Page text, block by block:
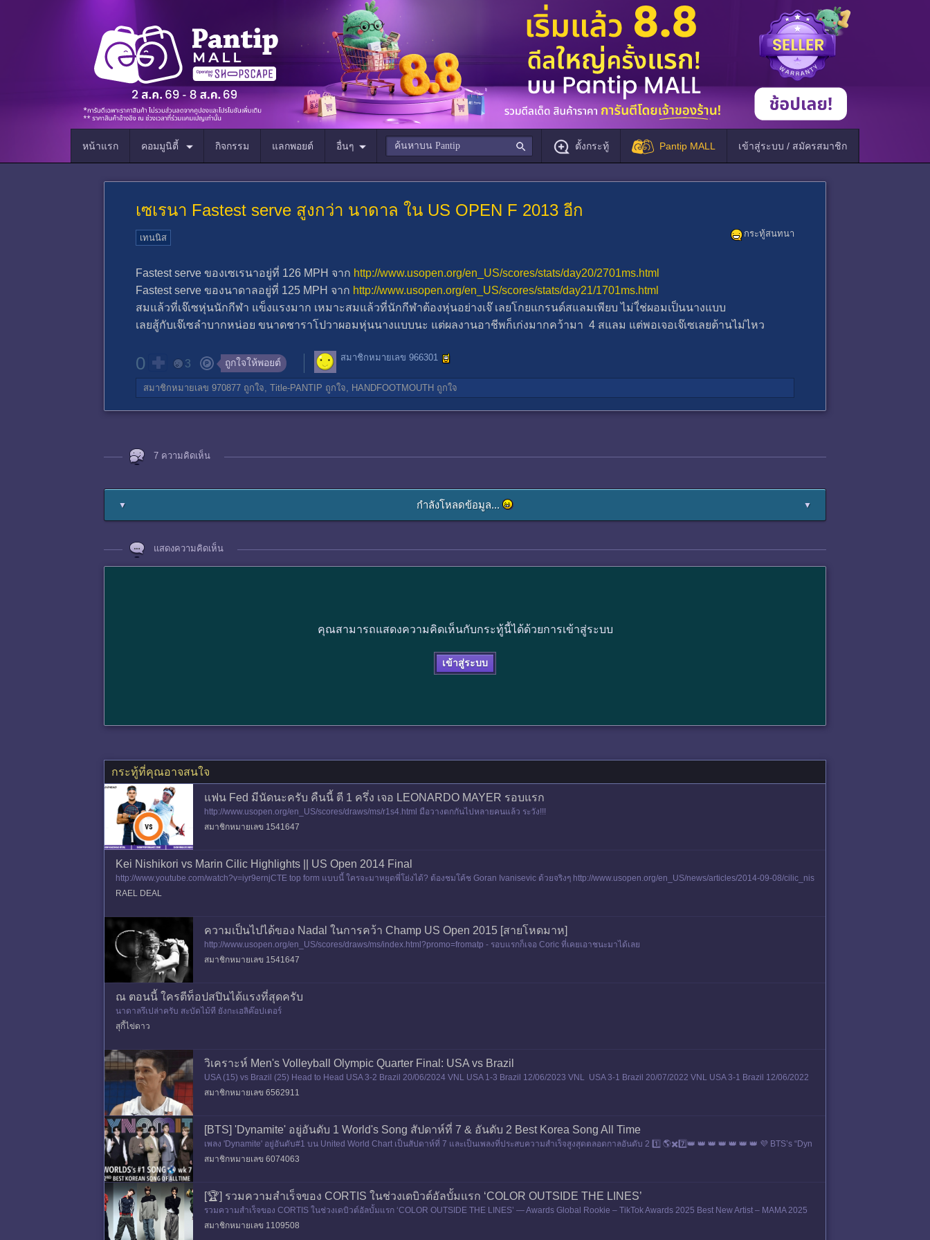
หน้าแรก คอมมูนิตี้ กิจกรรม แลกพอยต์ อื่นๆ ตั้งกระทู้ Pantip MALL เข้าสู่ระบบ / สมัครสมาชิก
เซเรนา Fastest serve สูงกว่า นาดาล ใน US OPEN F 2013 อีก
กระทู้สนทนา
เทนนิส
Fastest serve ของเซเรนาอยู่ที่ 126 MPH จาก http://www.usopen.org/en_US/scores/stats/day20/2701ms.html
Fastest serve ของนาดาลอยู่ที่ 125 MPH จาก http://www.usopen.org/en_US/scores/stats/day21/1701ms.html
สมแล้วที่เจ๊เซหุ่นนักกีฬา แข็งแรงมาก เหมาะสมแล้วที่นักกีฬาต้องหุ่นอย่างเจ๊ เลยโกยแกรนด์สแลมเพียบ ไม่ใ่ช่ผอมเป็นนางแบบ
เลยสู้กับเจ๊เซลำบากหน่อย ขนาดชาราโปวาผอมหุ่นนางแบบนะ แต่ผลงานอาชีพก็เก่งมากคว้ามา 4 สแลม แต่พอเจอเจ๊เซเลยต้านไม่ไหว
0 3 ถูกใจให้พอยต์ สมาชิกหมายเลข 966301
สมาชิกหมายเลข 970877 ถูกใจ, Title-PANTIP ถูกใจ, HANDFOOTMOUTH ถูกใจ
7 ความคิดเห็น
▼ กำลังโหลดข้อมูล... ▼
แสดงความคิดเห็น
คุณสามารถแสดงความคิดเห็นกับกระทู้นี้ได้ด้วยการเข้าสู่ระบบ
เข้าสู่ระบบ
กระทู้ที่คุณอาจสนใจ
แฟน Fed มีนัดนะครับ คืนนี้ ตี 1 ครึ่ง เจอ LEONARDO MAYER รอบแรก
http://www.usopen.org/en_US/scores/draws/ms/r1s4.html มือวางตกกันไปหลายคนแล้ว ระวัง!!!
สมาชิกหมายเลข 1541647
Kei Nishikori vs Marin Cilic Highlights || US Open 2014 Final
http://www.youtube.com/watch?v=iyr9ernjCTE top form แบบนี้ ใครจะมาหยุดพี่โย่งได้? ต้องชมโค้ช Goran Ivanisevic ด้วยจริงๆ http://www.usopen.org/en_US/news/articles/2014-09-08/cilic_nis
hikori.html?promo
RAEL DEAL
ความเป็นไปได้ของ Nadal ในการคว้า Champ US Open 2015 [สายโหดมาห]
http://www.usopen.org/en_US/scores/draws/ms/index.html?promo=fromatp - รอบแรกก็เจอ Coric ที่เคยเอาชนะมาได้เลย
สมาชิกหมายเลข 1541647
ณ ตอนนี้ ใครตีท็อปสปินได้แรงที่สุดครับ
นาดาลรึเปล่าครับ สะบัดไม้ที ยังกะเฮลิค๊อปเตอร์
สุกี้ไข่ดาว
วิเคราะห์ Men's Volleyball Olympic Quarter Final: USA vs Brazil
USA (15) vs Brazil (25) Head to Head USA 3-2 Brazil 20/06/2024 VNL USA 1-3 Brazil 12/06/2023 VNL USA 3-1 Brazil 20/07/2022 VNL USA 3-1 Brazil 12/06/2022
VNL USA 1-3 Brazil 30/07/2021 OG Head to
สมาชิกหมายเลข 6562911
[BTS] 'Dynamite' อยู่อันดับ 1 World's Song สัปดาห์ที่ 7 & อันดับ 2 Best Korea Song All Time
เพลง 'Dynamite' อยู่อันดับ#1 บน United World Chart เป็นสัปดาห์ที่ 7 และเป็นเพลงที่ประสบความสำเร็จสูงสุดตลอดกาลอันดับ 2 1️⃣ 🌎✖️7️⃣👑 👑 👑 👑 👑 👑 👑 💜 BTS’s “Dyn
amite” tops the Un
สมาชิกหมายเลข 6074063
[🏆] รวมความสำเร็จของ CORTIS ในช่วงเดบิวต์อัลบั้มแรก ‘COLOR OUTSIDE THE LINES’
รวมความสำเร็จของ CORTIS ในช่วงเดบิวต์อัลบั้มแรก ‘COLOR OUTSIDE THE LINES’ — Awards Global Rookie – TikTok Awards 2025 Best New Artist – MAMA 2025
Rookie of the Year &
สมาชิกหมายเลข 1109508